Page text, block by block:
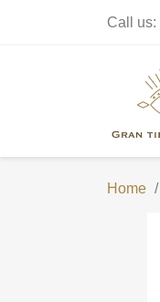
Call us:
Home